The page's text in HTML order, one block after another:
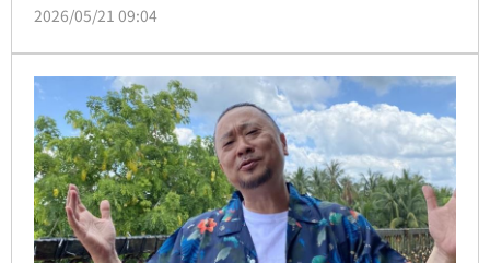
的代言人」，並提供眾人發洩的管道、質問政府的錢都
萬，遠超印度總理莫迪（Narendra Modi）所屬印度人
民黨（BJP）。
2026/05/21 09:04